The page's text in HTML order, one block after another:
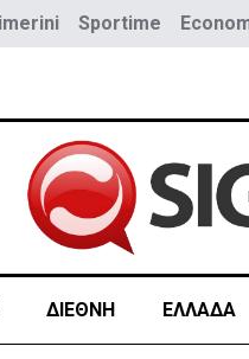
Sportime
ΔΙΕΘΝΗ ΕΛΛΑΔΑ